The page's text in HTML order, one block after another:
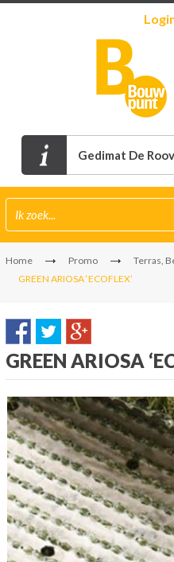
Gedimat De
Home Promo
Terras,
GREEN ARIOSA ‘ECOFLEX’
GREEN ARIOSA